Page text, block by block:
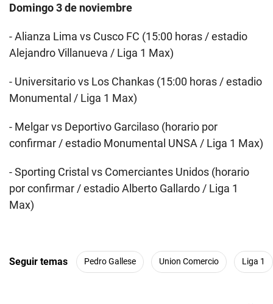
Domingo 3 de noviembre
- Alianza Lima vs Cusco FC (15:00 horas / estadio
Alejandro Villanueva / Liga 1 Max)
- Universitario vs Los Chankas (15:00 horas / estadio
Monumental / Liga 1 Max)
- Melgar vs Deportivo Garcilaso (horario por
confirmar / estadio Monumental UNSA / Liga 1 Max)
- Sporting Cristal vs Comerciantes Unidos (horario
por confirmar / estadio Alberto Gallardo / Liga 1
Max)
Seguir temas Pedro Gallese Union Comercio Liga 1